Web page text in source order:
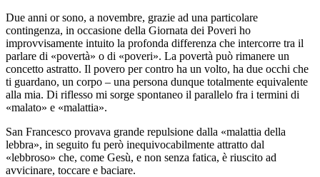
Due anni or sono, a novembre, grazie ad una particolare
contingenza, in occasione della Giornata dei Poveri ho
improvvisamente intuito la profonda differenza che intercorre tra il
parlare di «povertà» o di «poveri». La povertà può rimanere un
concetto astratto. Il povero per contro ha un volto, ha due occhi che
ti guardano, un corpo – una persona dunque totalmente equivalente
alla mia. Di riflesso mi sorge spontaneo il parallelo fra i termini di
«malato» e «malattia».
San Francesco provava grande repulsione dalla «malattia della
lebbra», in seguito fu però inequivocabilmente attratto dal
«lebbroso» che, come Gesù, e non senza fatica, è riuscito ad
avvicinare, toccare e baciare.